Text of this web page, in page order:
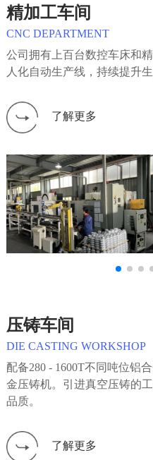
精加工车间
CNC DEPARTMENT
公司拥有上百台数控车床和
人化自动生产线，持续提升
了解更多
压铸车间
DIE CASTING WORKSHOP
配备280 - 1600T不同吨位铝
金压铸机。引进真空压铸的
品质。
了解更多